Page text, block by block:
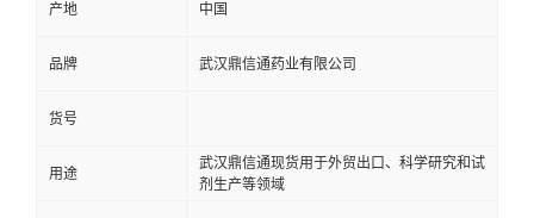
留
言
产地 中国
品牌 武汉鼎信通药业有限公司
货号
用途
武汉鼎信通现货用于外贸出口、科学研究和试
剂生产等领域